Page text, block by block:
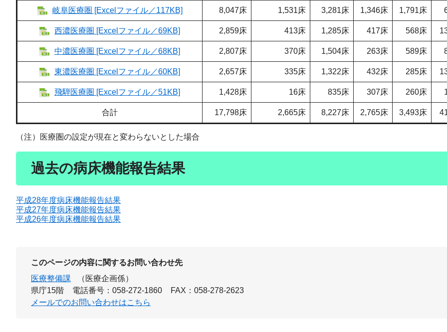
岐阜医療圏 [Excelファイル／117KB] 8,047床 1,531床 3,281床 1,346床 1,791床
西濃医療圏 [Excelファイル／69KB] 2,859床 413床 1,285床 417床 568床
中濃医療圏 [Excelファイル／68KB] 2,807床 370床 1,504床 263床 589床
東濃医療圏 [Excelファイル／60KB] 2,657床 335床 1,322床 432床 285床
飛騨医療圏 [Excelファイル／51KB] 1,428床 16床 835床 307床 260床
合計 17,798床 2,665床 8,227床 2,765床 3,493床
（注）医療圏の設定が現在と変わらないとした場合
過去の病床機能報告結果
平成28年度病床機能報告結果
平成27年度病床機能報告結果
平成26年度病床機能報告結果
このページの内容に関するお問い合わせ先
医療整備課
（医療企画係）
県庁15階
電話番号：058-272-1860
FAX：058-278-2623
メールでのお問い合わせはこちら